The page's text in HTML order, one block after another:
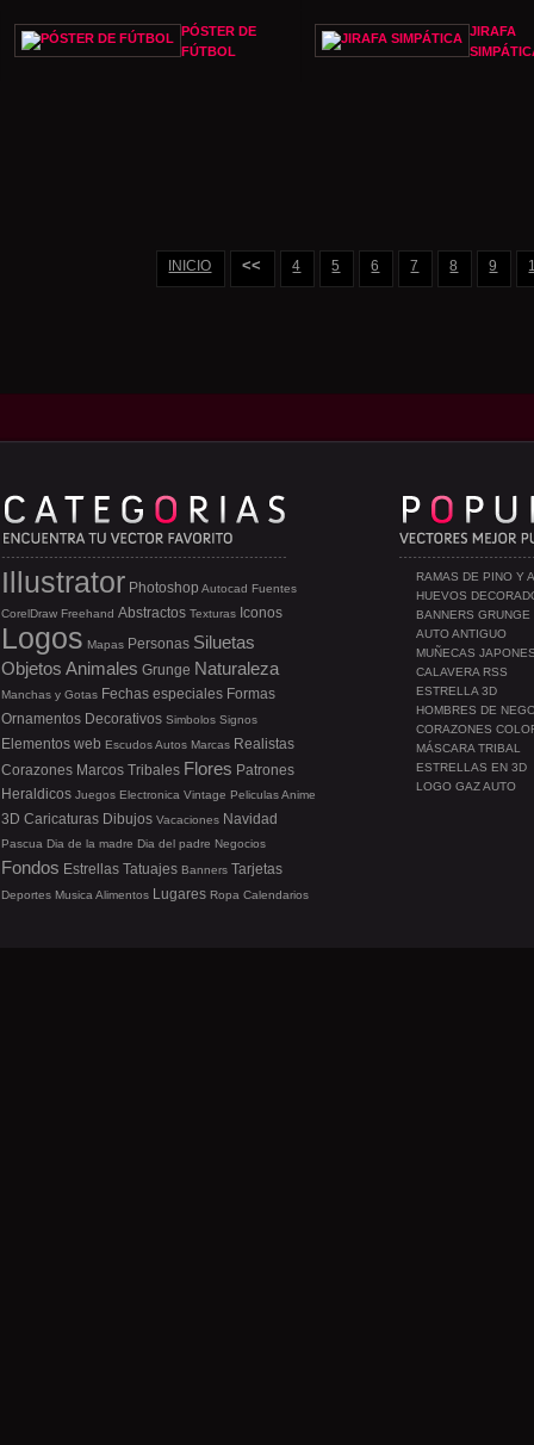
PÓSTER DE
FÚTBOL
JIRAFA
INICIO << 4 5 6 7 8 9
RAMAS DE PINO Y
HUEVOS
BANNERS GRUNGE
AUTO ANTIGUO
MUÑECAS
CALAVERA RSS
ESTRELLA 3D
HOMBRES DE
CORAZONES
MÁSCARA TRIBAL
ESTRELLAS EN 3D
LOGO GAZ AUTO
Illustrator Photoshop Autocad Fuentes
CorelDraw Freehand Abstractos Texturas Iconos
Logos Mapas Personas Siluetas
Objetos Animales Grunge Naturaleza
Manchas y Gotas Fechas especiales Formas
Ornamentos Decorativos Simbolos Signos
Elementos web EscudosAutos Marcas Realistas
Corazones Marcos Tribales Flores Patrones
Heraldicos Juegos Electronica Vintage PeliculasAnime
3D Caricaturas Dibujos Vacaciones Navidad
Pascua Dia de la madre Dia del padre Negocios
Fondos Estrellas Tatuajes Banners Tarjetas
Deportes Musica Alimentos Lugares Ropa Calendarios